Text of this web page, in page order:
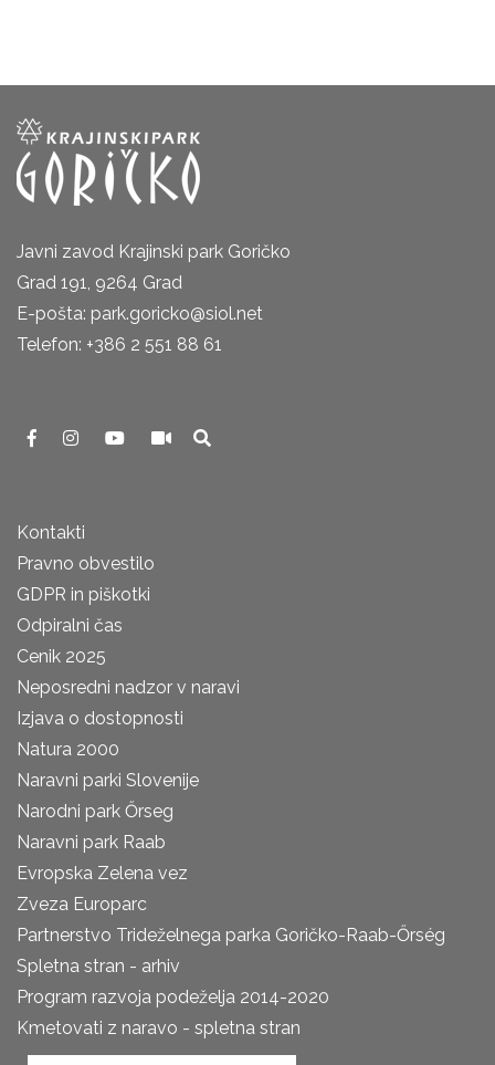
Javni zavod Krajinski park Goričko
Grad 191, 9264 Grad
E-pošta: park.goricko@siol.net
Telefon: +386 2 551 88 61
Kontakti
Pravno obvestilo
GDPR in piškotki
Odpiralni čas
Cenik 2025
Neposredni nadzor v naravi
Izjava o dostopnosti
Natura 2000
Naravni parki Slovenije
Narodni park Őrseg
Naravni park Raab
Evropska Zelena vez
Zveza Europarc
Partnerstvo Trideželnega parka Goričko-Raab-Őrség
Spletna stran - arhiv
Program razvoja podeželja 2014-2020
Kmetovati z naravo - spletna stran